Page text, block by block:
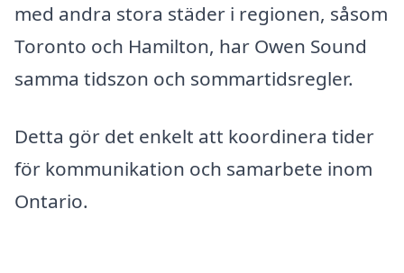
med andra stora städer i regionen, såsom
Toronto och Hamilton, har Owen Sound
samma tidszon och sommartidsregler.
Detta gör det enkelt att koordinera tider
för kommunikation och samarbete inom
Ontario.